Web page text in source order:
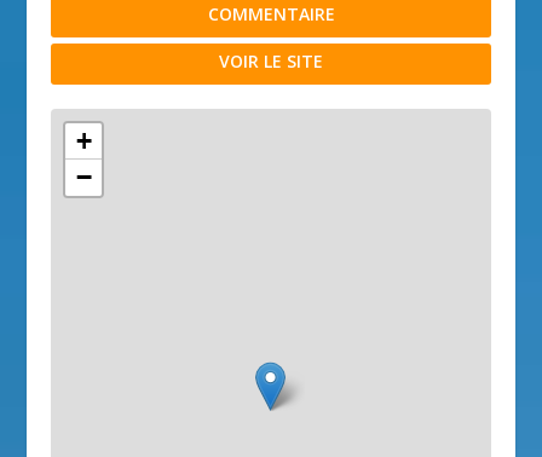
COMMENTAIRE
VOIR LE SITE
+
−